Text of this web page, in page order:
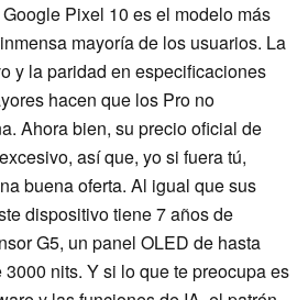
Pixel 10 es el modelo más
mayoría de los usuarios. La
y la paridad en especificaciones
hacen que los Pro no
Ahora bien, su precio oficial de
así que, yo si fuera tú,
buena oferta. Al igual que sus
dispositivo tiene 7 años de
G5, un panel OLED de hasta
nits. Y si lo que te preocupa es